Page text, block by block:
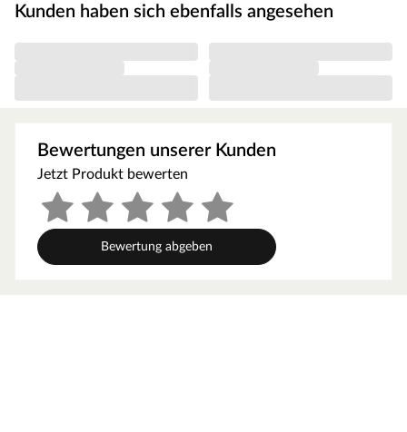
Anbauplattform an.
Einfacher Aufbau
Die mitgelieferte Montageanleitung ist leicht verständlich
und ermöglicht einen zügigen Aufbau.
Kunden haben sich ebenfalls angesehen
Bewertungen unserer Kunden
Jetzt Produkt bewerten
Bewertung abgeben